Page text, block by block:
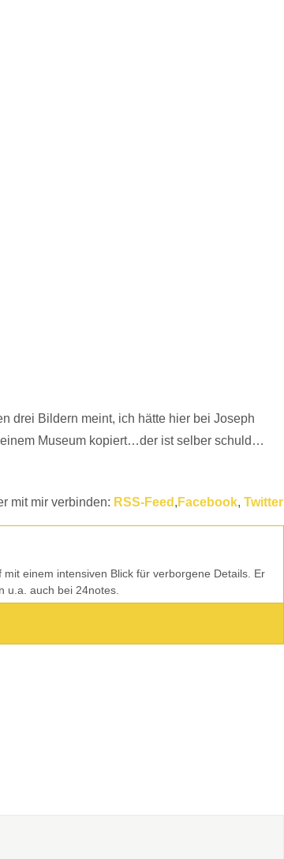
drei Bildern meint, ich hätte hier bei Joseph
Museum kopiert…der ist selber schuld…
mit mir verbinden: RSS-Feed , Facebook, Twitter
einem intensiven Blick für verborgene Details. Er
u.a. auch bei 24notes.